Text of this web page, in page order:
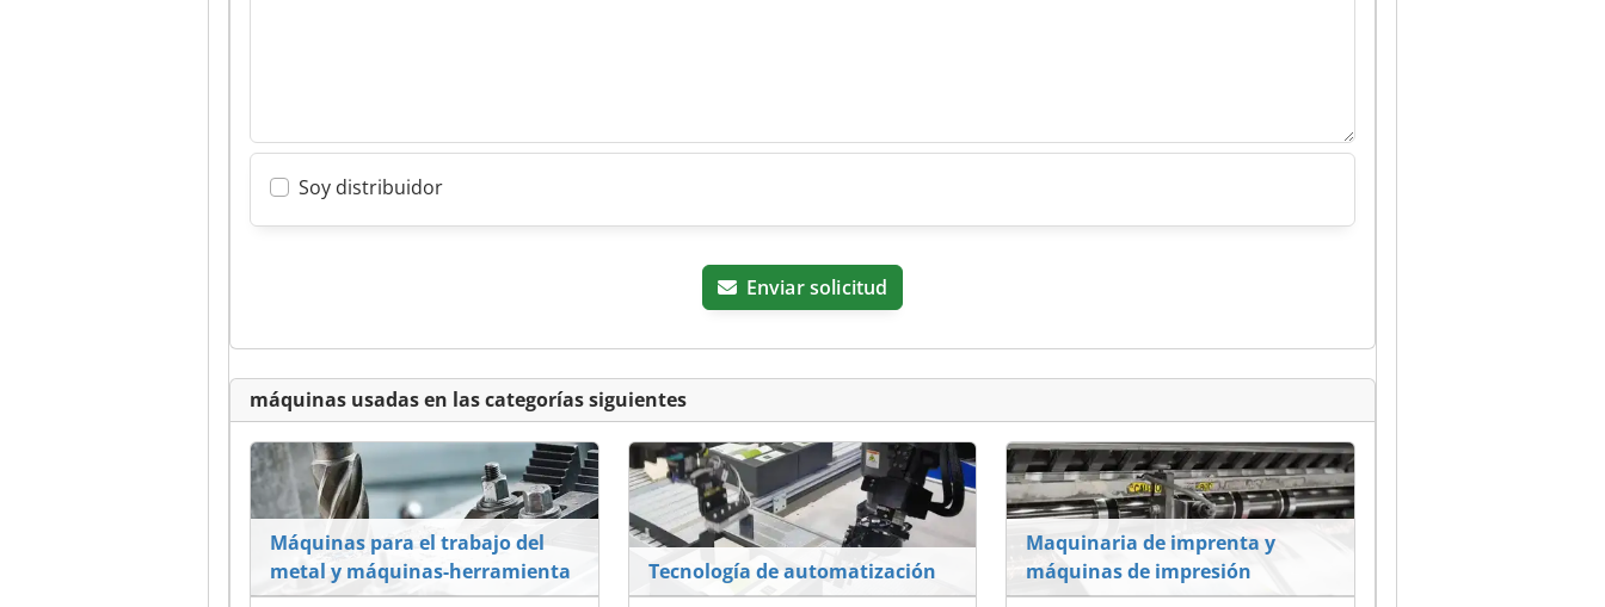
Soy distribuidor
Enviar solicitud
máquinas usadas en las categorías siguientes
Máquinas para el trabajo del
metal y máquinas-herramienta
Tecnología de automatización
Maquinaria de imprenta y
máquinas de impresión